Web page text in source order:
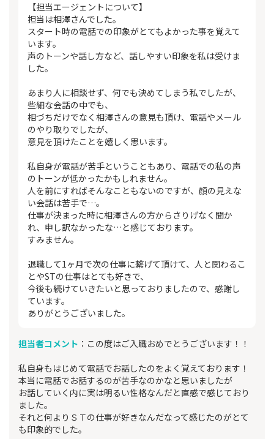
【担当エージェントについて】
担当は相澤さんでした。
スタート時の電話での印象がとてもよかった事を覚えて
います。
声のトーンや話し方など、話しやすい印象を私は受けま
した。
あまり人に相談せず、何でも決めてしまう私でしたが、
些細な会話の中でも、
相づちだけでなく相澤さんの意見も頂け、電話やメール
のやり取りでしたが、
意見を頂けたことを嬉しく思います。
私自身が電話が苦手ということもあり、電話での私の声
のトーンが低かったかもしれません。
人を前にすればそんなこともないのですが、顔の見えな
い会話は苦手で…。
仕事が決まった時に相澤さんの方からさりげなく聞か
れ、申し訳なかったな…と感じております。
すみません。
退職して1ヶ月で次の仕事に繋げて頂けて、人と関わるこ
とやSTの仕事はとても好きで、
今後も続けていきたいと思っておりましたので、感謝し
ています。
ありがとうございました。
担当者コメント ：この度はご入職おめでとうございます！！
私自身もはじめて電話でお話したのをよく覚えております！
本当に電話でお話するのが苦手なのかなと思いましたが
お話していく内に実は明るい性格なんだと直感で感じており
ました。
それと何よりＳＴの仕事が好きなんだなって感じたのがとて
も印象的でした。